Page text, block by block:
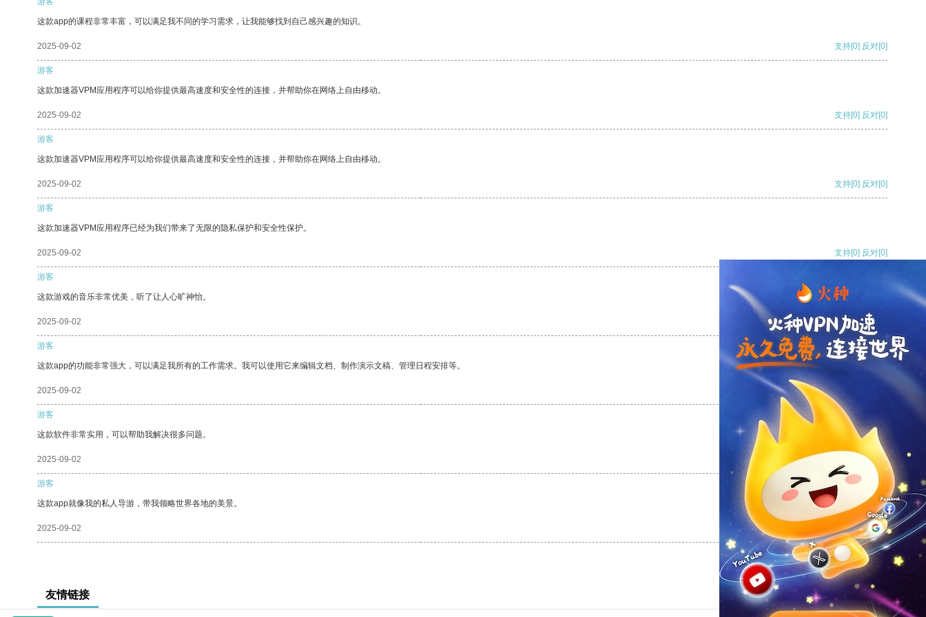
这款app的课程非常丰富，可以满足我不同的学习需求，让我能够找到自己感兴趣的知识。
2025-09-02 支持[0] 反对[0]
游客
这款加速器VPM应用程序可以给你提供最高速度和安全性的连接，并帮助你在网络上自由移动。
2025-09-02 支持[0] 反对[0]
游客
这款加速器VPM应用程序可以给你提供最高速度和安全性的连接，并帮助你在网络上自由移动。
2025-09-02 支持[0] 反对[0]
游客
这款加速器VPM应用程序已经为我们带来了无限的隐私保护和安全性保护。
2025-09-02 支持[0] 反对[0]
游客
这款游戏的音乐非常优美，听了让人心旷神怡。
2025-09-02 支持[0] 反对
游客
这款app的功能非常强大，可以满足我所有的工作需求。我可以使用它来编辑文档、制作演示文稿、管理日程安排等。
2025-09-02 支持
游客
这款软件非常实用，可以帮助我解决很多问题。
2025-09-02 反对 [0]
游客
这款app就像我的私人导游，带我领略世界各地的美景。
2025-09-02 支持[0] 反对[0]
友情链接